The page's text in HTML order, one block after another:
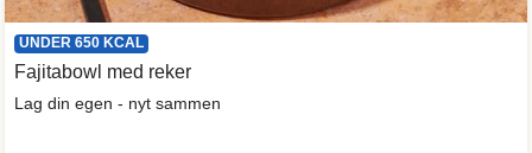
UNDER 650 KCAL
Fajitabowl med reker
Lag din egen - nyt sammen